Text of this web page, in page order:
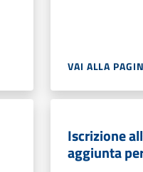
VAI ALLA
Iscrizione
aggiunta